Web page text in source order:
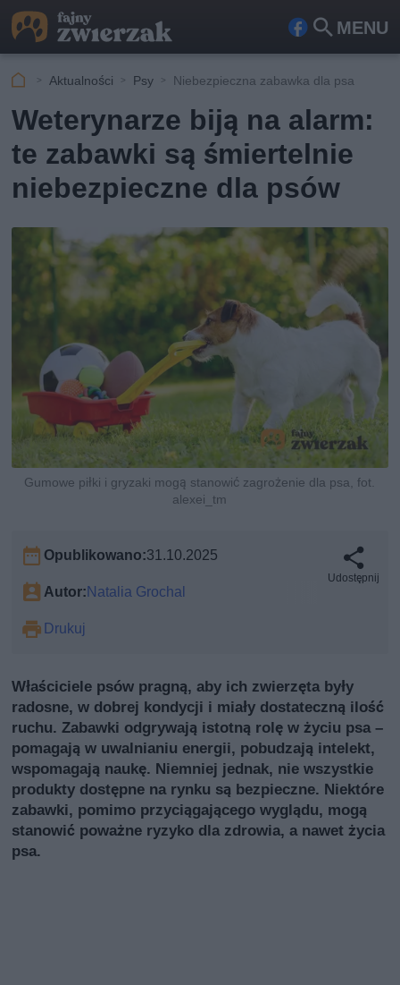
MENU
Fa
ook
Szu
kaj
Aktualności Psy Niebezpieczna zabawka dla psa
Weterynarze biją na alarm:
te zabawki są śmiertelnie
niebezpieczne dla psów
Gumowe piłki i gryzaki mogą stanowić zagrożenie dla psa, fot.
alexei_tm
Opublikowano:31.10.2025
Autor:Natalia Grochal
Drukuj
Udostępnij
Właściciele psów pragną, aby ich zwierzęta były
radosne, w dobrej kondycji i miały dostateczną ilość
ruchu. Zabawki odgrywają istotną rolę w życiu psa –
pomagają w uwalnianiu energii, pobudzają intelekt,
wspomagają naukę. Niemniej jednak, nie wszystkie
produkty dostępne na rynku są bezpieczne. Niektóre
zabawki, pomimo przyciągającego wyglądu, mogą
stanowić poważne ryzyko dla zdrowia, a nawet życia
psa.